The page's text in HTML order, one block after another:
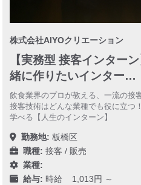
株式会社AIYOクリエーション
【実務型 接客インター
緒に作りたいインター…
飲食業界のプロが教える、一流の接
接客技術はどんな業種でも役に立つ
学べる【人生のインターン】
勤務地: 板橋区
職種: 接客 / 販売
業種:
給与: 時給 1,013円 ～